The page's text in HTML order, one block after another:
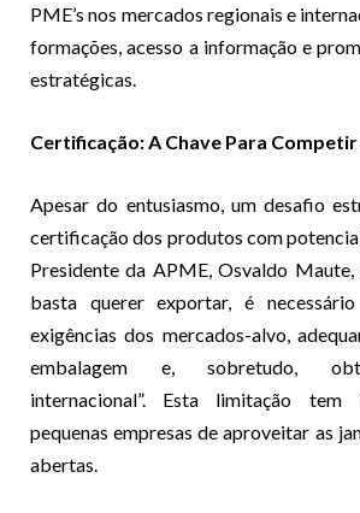
PME’s nos mercados regionais e
formações, acesso a informação e
estratégicas.
Certificação: A Chave Para
Apesar do entusiasmo, um desafio
certificação dos produtos com
Presidente da APME, Osvaldo Maute,
basta querer exportar, é
exigências dos mercados-alvo,
embalagem e, sobretudo,
internacional”. Esta limitação tem
pequenas empresas de aproveitar as
abertas.